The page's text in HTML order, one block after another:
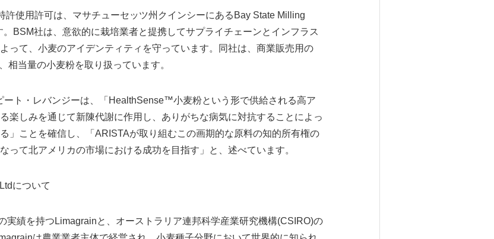
許使用許可は、マサチューセッツ州クインシーにあるBay State Milling
BSM社は、意欲的に栽培業者と提携してサプライチェーンとインフラス
って、小麦のアイデンティティを守っています。同社は、商業販売用の
相当量の小麦粉を取り扱っています。
ート・レバンジーは、「HealthSense™小麦粉という形で供給される高ア
楽しみを通じて新陳代謝に作用し、ありがちな病気に対抗することによっ
」ことを確信し、「ARISTAが取り組むこの画期的な原料の知的所有権の
って北アメリカの市場における成功を目指す」と、述べています。
について
実績を持つLimagrainと、オーストラリア連邦科学産業研究機構(CSIRO)の